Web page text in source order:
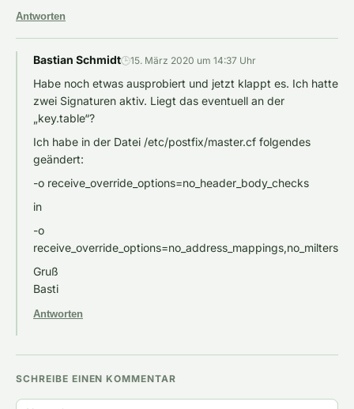
Antworten
Bastian Schmidt🕒15. März 2020 um 14:37 Uhr
Habe noch etwas ausprobiert und jetzt klappt es. Ich hatte
zwei Signaturen aktiv. Liegt das eventuell an der
„key.table“?
Ich habe in der Datei /etc/postfix/master.cf folgendes
geändert:
-o receive_override_options=no_header_body_checks
in
-o
receive_override_options=no_address_mappings,no_milters
Gruß
Basti
Antworten
SCHREIBE EINEN KOMMENTAR